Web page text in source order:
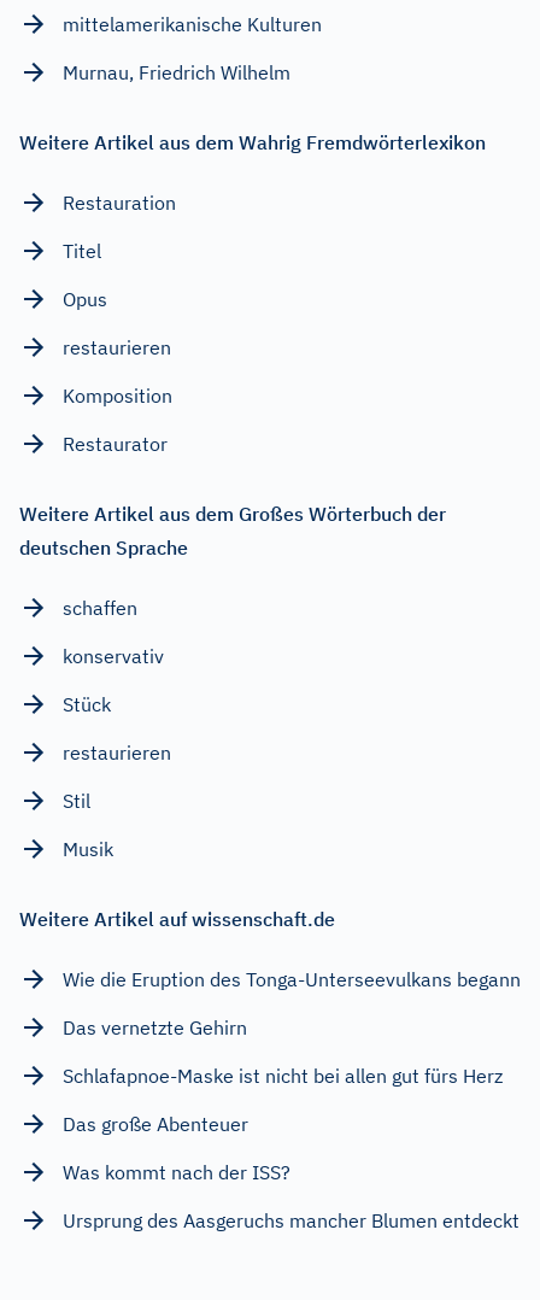
mittelamerikanische Kulturen
Murnau, Friedrich Wilhelm
Weitere Artikel aus dem Wahrig Fremdwörterlexikon
Restauration
Titel
Opus
restaurieren
Komposition
Restaurator
Weitere Artikel aus dem Großes Wörterbuch der
deutschen Sprache
schaffen
konservativ
Stück
restaurieren
Stil
Musik
Weitere Artikel auf wissenschaft.de
Wie die Eruption des Tonga-Unterseevulkans begann
Das vernetzte Gehirn
Schlafapnoe-Maske ist nicht bei allen gut fürs Herz
Das große Abenteuer
Was kommt nach der ISS?
Ursprung des Aasgeruchs mancher Blumen entdeckt